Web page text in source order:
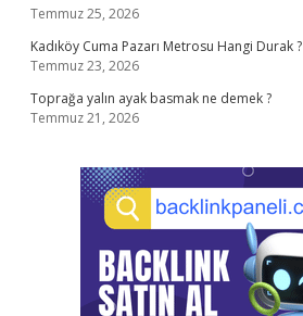
Temmuz 25, 2026
Kadıköy Cuma Pazarı Metrosu Hangi Durak ?
Temmuz 23, 2026
Toprağa yalın ayak basmak ne demek ?
Temmuz 21, 2026